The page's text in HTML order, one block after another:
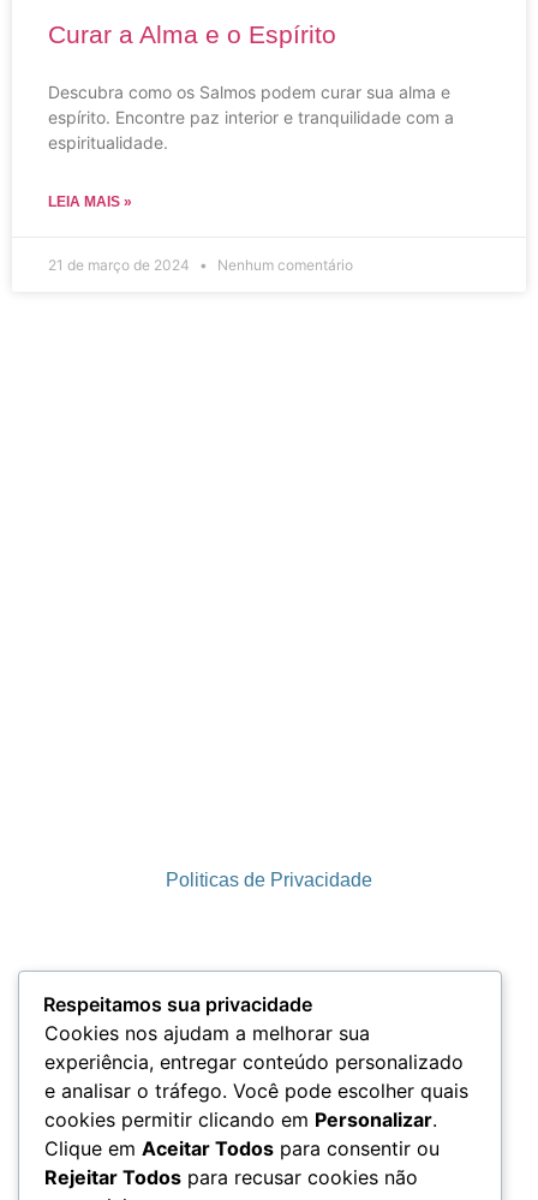
Curar a Alma e o Espírito
Descubra como os Salmos podem curar sua alma e
espírito. Encontre paz interior e tranquilidade com a
espiritualidade.
LEIA MAIS »
21 de março de 2024 Nenhum comentário
Politicas de Privacidade
Termos e Condições
LGPD
Respeitamos sua privacidade
Cookies nos ajudam a melhorar sua
experiência, entregar conteúdo personalizado
e analisar o tráfego. Você pode escolher quais
cookies permitir clicando em Personalizar.
Clique em Aceitar Todos para consentir ou
Rejeitar Todos para recusar cookies não